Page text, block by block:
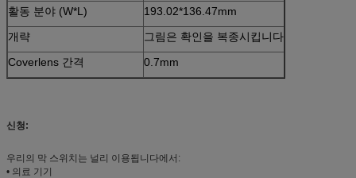
활동 분야 (W*L)
193.02*136.47mm
개략
그림은 확인을 복종시킵니다
Coverlens 간격
0.7mm
신청:
우리의 막 스위치는 널리 이용됩니다에서:
• 의료 기기